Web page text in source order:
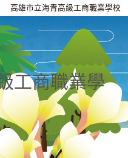
高雄市立海青高級工商職業學校
工商職業學